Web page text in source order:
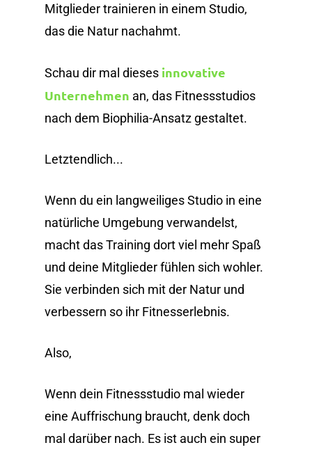
Mitglieder trainieren in einem Studio,
das die Natur nachahmt.
Schau dir mal dieses innovative
Unternehmen an, das Fitnessstudios
nach dem Biophilia-Ansatz gestaltet.
Letztendlich...
Wenn du ein langweiliges Studio in eine
natürliche Umgebung verwandelst,
macht das Training dort viel mehr Spaß
und deine Mitglieder fühlen sich wohler.
Sie verbinden sich mit der Natur und
verbessern so ihr Fitnesserlebnis.
Also,
Wenn dein Fitnessstudio mal wieder
eine Auffrischung braucht, denk doch
mal darüber nach. Es ist auch ein super